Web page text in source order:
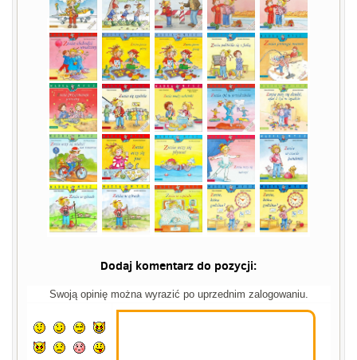
Dodaj komentarz do pozycji:
Swoją opinię można wyrazić po uprzednim zalogowaniu.